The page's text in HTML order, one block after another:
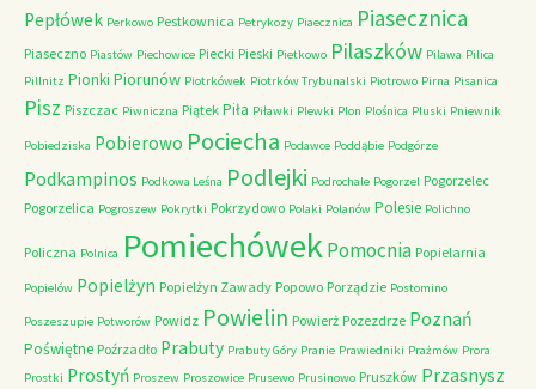
Pepłówek Perkowo Pestkownica Petrykozy Piaecznica Piasecznica
Piaseczno Piastów Piechowice Piecki Pieski Pietkowo Pilaszków Pilawa Pilica
Pillnitz Pionki Piorunów Piotrkówek Piotrków Trybunalski Piotrowo Pirna Pisanica
Pisz Piszczac Piwniczna Piątek Piła Piławki Plewki Plon Plośnica Pluski Pniewnik
Pobiedziska Pobierowo Pociecha Podawce Poddąbie Podgórze
Podkampinos Podkowa Leśna Podlejki Podrochale Pogorzel Pogorzelec
Pogorzelica Pogroszew Pokrytki Pokrzydowo Polaki Polanów Polesie Polichno
Policzna Polnica PomiechówekPomocnia Popielarnia
Popielów Popielżyn Popielżyn Zawady Popowo Porządzie Postomino
Poszeszupie Potworów Powidz Powielin Powierż Pozezdrze Poznań
Poświętne Poźrzadło Prabuty Prabuty Góry Pranie Prawiedniki Prażmów Prora
Prostki Prostyń Proszew Proszowice Prusewo Prusinowo Pruszków Przasnysz